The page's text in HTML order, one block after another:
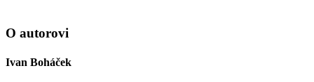
O autorovi
Ivan Boháček